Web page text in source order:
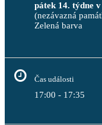
pátek 14. týdne
(nezávazná
Čas události
17:00 - 17:35